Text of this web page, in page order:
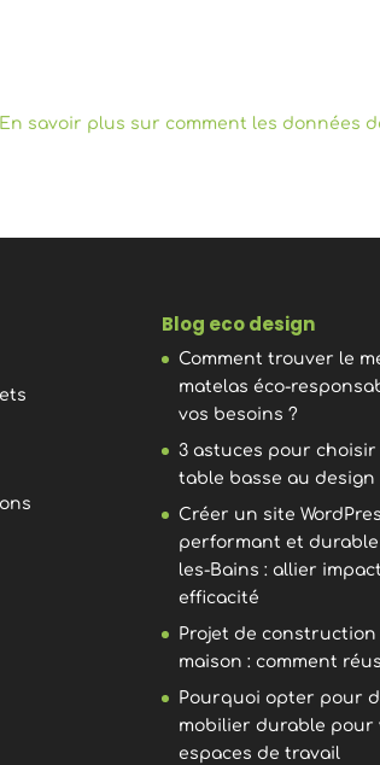
En savoir plus sur comment les données
Blog eco design
Comment trouver le
matelas éco-
vos besoins ?
3 astuces pour choisir
table basse au design
Créer un site
performant et durable
les-Bains : allier
efficacité
Projet de construction
maison : comment
Pourquoi opter pour
mobilier durable pour
espaces de travail